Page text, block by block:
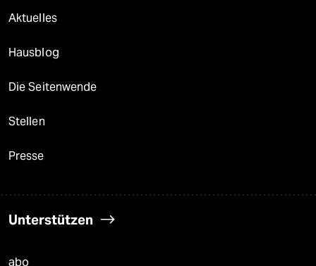
Aktuelles
Hausblog
Die Seitenwende
Stellen
Presse
Unterstützen
abo